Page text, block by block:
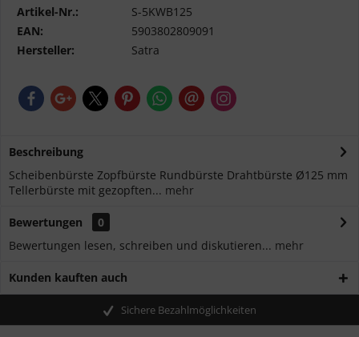
Artikel-Nr.:
S-5KWB125
EAN:
5903802809091
Hersteller:
Satra
Beschreibung
Scheibenbürste Zopfbürste Rundbürste Drahtbürste Ø125 mm
Tellerbürste mit gezopften... mehr
Bewertungen
0
Bewertungen lesen, schreiben und diskutieren... mehr
Kunden kauften auch
Sichere Bezahlmöglichkeiten